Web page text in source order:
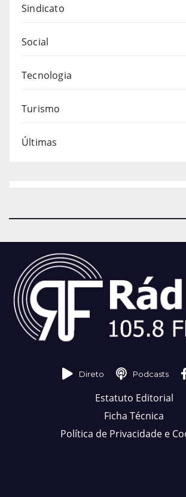
Sindicato
Social
Tecnologia
Turismo
Últimas
Direto Podcasts
Estatuto Editorial
Ficha Técnica
Política de Privacidade e